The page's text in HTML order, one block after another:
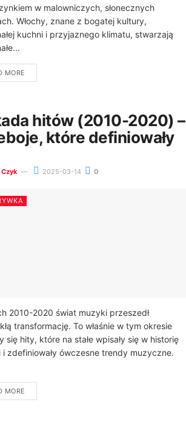
w malowniczych, słonecznych
Włochy, znane z bogatej kultury,
kuchni i przyjaznego klimatu, stwarzają
MORE
hitów (2010-2020) –
które definiowały
2025-03-14 0
2010-2020 świat muzyki przeszedł
transformację. To właśnie w tym okresie
się hity, które na stałe wpisały się w historię
i zdefiniowały ówczesne trendy muzyczne.
MORE